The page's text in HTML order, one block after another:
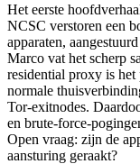
Het eerste
NCSC verstoren een
apparaten,
Marco vat het scherp
residential proxy is
normale
Tor-exitnodes.
en brute-force-
Open vraag: zijn de
aansturing geraakt?